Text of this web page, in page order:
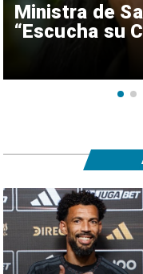
Ministra de
“Escucha su